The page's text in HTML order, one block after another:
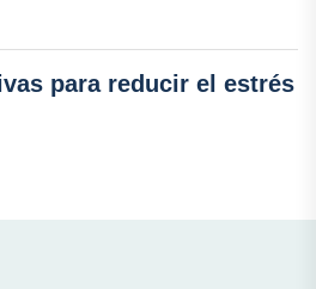
para reducir el estrés